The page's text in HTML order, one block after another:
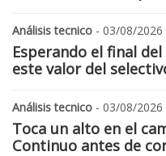
Análisis tecnico - 03/08/2026
Esperando el final
este valor del
Análisis tecnico - 03/08/2026
Toca un alto en el
Continuo antes de